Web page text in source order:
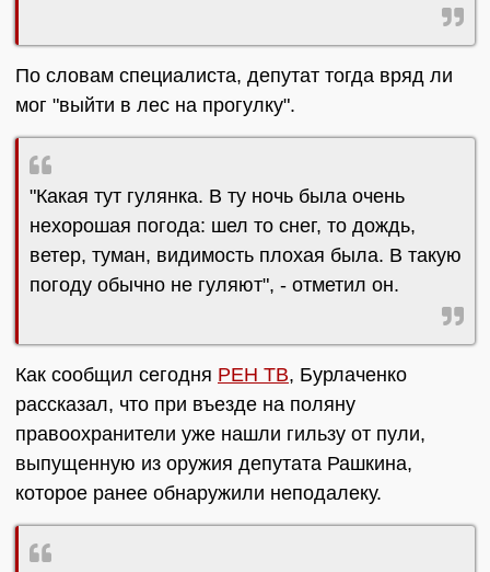
По словам специалиста, депутат тогда вряд ли
мог "выйти в лес на прогулку".
"Какая тут гулянка. В ту ночь была очень
нехорошая погода: шел то снег, то дождь,
ветер, туман, видимость плохая была. В такую
погоду обычно не гуляют", - отметил он.
Как сообщил сегодня РЕН ТВ, Бурлаченко
рассказал, что при въезде на поляну
правоохранители уже нашли гильзу от пули,
выпущенную из оружия депутата Рашкина,
которое ранее обнаружили неподалеку.